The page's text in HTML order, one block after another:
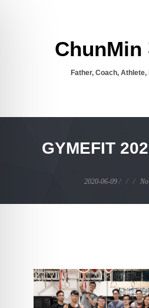
ChunMin
Father, Coach,
GYMEFIT
2020-06-09